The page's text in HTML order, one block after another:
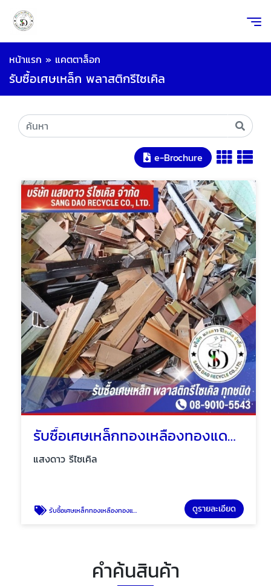
หน้าแรก » แคตตาล็อก
รับซื้อเศษเหล็ก พลาสติกรีไซเคิล
e-Brochure
รับซื้อเศษเหล็กทองเหลืองทองแดงอลูมิเนียม
แสงดาว รีไซเคิล
รับซื้อเศษเหล็กทองเหลืองทองแดงอลูมิเนียม ดูรายละเอียด
คำค้นสินค้า